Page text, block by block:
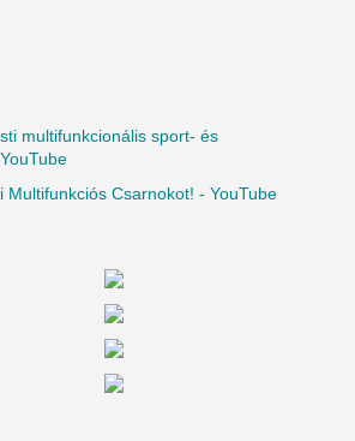
multifunkcionális sport- és
Multifunkciós Csarnokot! - YouTube